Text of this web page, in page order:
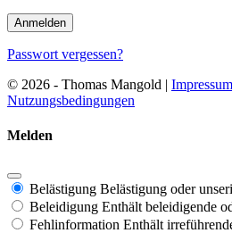
Passwort vergessen?
© 2026 - Thomas Mangold | Impressum
Nutzungsbedingungen
Melden
Belästigung Belästigung oder
Beleidigung Enthält beleidigende
Fehlinformation Enthält